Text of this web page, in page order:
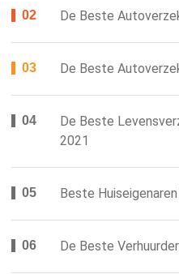
De Beste
De Beste
De Beste
2021
Beste
De Beste